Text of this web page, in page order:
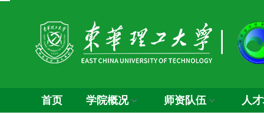
首页 学院概况 师资队伍 人